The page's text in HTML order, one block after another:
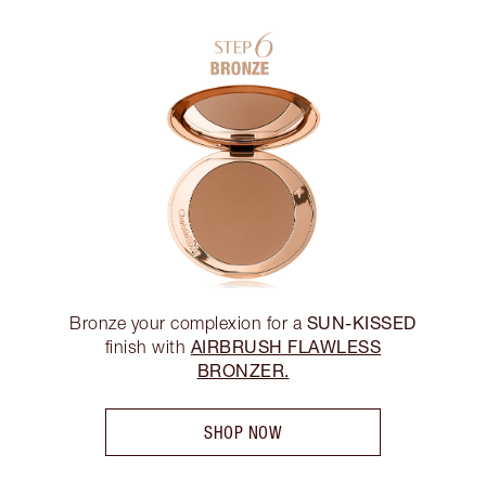
Bronze your complexion for a SUN-KISSED
finish with AIRBRUSH FLAWLESS
BRONZER.
SHOP NOW